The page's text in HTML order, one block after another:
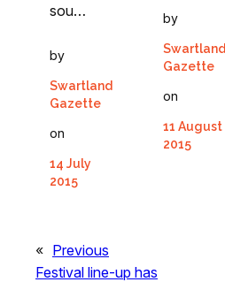
sou…
by
Swartland
Gazette
on
14 July
2015
by
Swartland
Gazette
on
11 August
2015
« Previous
Festival line-up has